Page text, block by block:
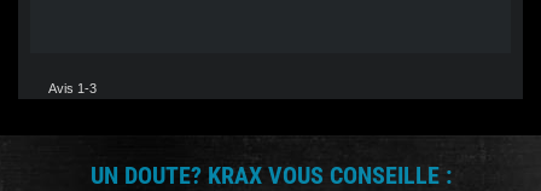
Avis 1-3
UN DOUTE? KRAX VOUS CONSEILLE :